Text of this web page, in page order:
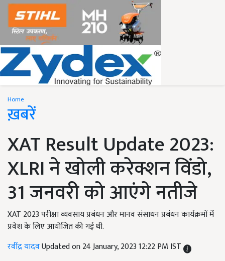
Home
ख़बरें
XAT Result Update 2023:
XLRI ने खोली करेक्शन विंडो,
31 जनवरी को आएंगे नतीजे
XAT 2023 परीक्षा व्यवसाय प्रबंधन और मानव संसाधन प्रबंधन कार्यक्रमों में
प्रवेश के लिए आयोजित की गई थी.
रवींद्र यादवUpdated on 24 January, 2023 12:22 PM IST